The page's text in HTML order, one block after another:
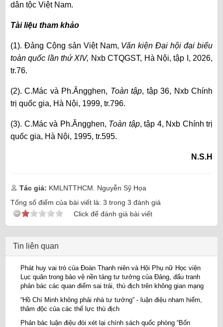
dân tộc Việt Nam.
Tài liệu tham khảo
(1). Đảng Cộng sản Việt Nam, Văn kiện Đại hội đại biểu
toàn quốc lần thứ XIV, Nxb CTQGST, Hà Nội, tập I, 2026,
tr.76.
(2). C.Mác và Ph.Ăngghen, Toàn tập, tập 36, Nxb Chính
trị quốc gia, Hà Nội, 1999, tr.796.
(3). C.Mác và Ph.Ăngghen, Toàn tập, tập 4, Nxb Chính trị
quốc gia, Hà Nội, 1995, tr.595.
N.S.H
Tác giả: KMLNTTHCM. Nguyễn Sỹ Họa
Tổng số điểm của bài viết là: 3 trong 3 đánh giá
Click để đánh giá bài viết
Tin liên quan
Phát huy vai trò của Đoàn Thanh niên và Hội Phụ nữ Học viện
Lục quân trong bảo vệ nền tảng tư tưởng của Đảng, đấu tranh
phản bác các quan điểm sai trái, thù địch trên không gian mạng
“Hồ Chí Minh không phải nhà tư tưởng” - luận điệu nham hiểm,
thâm độc của các thế lực thù địch
Phản bác luận điệu đòi xét lại chính sách quốc phòng “Bốn